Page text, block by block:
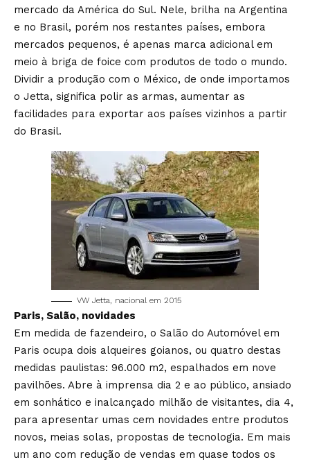
mercado da América do Sul. Nele, brilha na Argentina
e no Brasil, porém nos restantes países, embora
mercados pequenos, é apenas marca adicional em
meio à briga de foice com produtos de todo o mundo.
Dividir a produção com o México, de onde importamos
o Jetta, significa polir as armas, aumentar as
facilidades para exportar aos países vizinhos a partir
do Brasil.
VW Jetta, nacional em 2015
Paris, Salão, novidades
Em medida de fazendeiro, o Salão do Automóvel em
Paris ocupa dois alqueires goianos, ou quatro destas
medidas paulistas: 96.000 m2, espalhados em nove
pavilhões. Abre à imprensa dia 2 e ao público, ansiado
em sonhático e inalcançado milhão de visitantes, dia 4,
para apresentar umas cem novidades entre produtos
novos, meias solas, propostas de tecnologia. Em mais
um ano com redução de vendas em quase todos os